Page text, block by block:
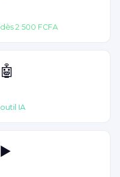
dès 2 500 FCFA
🤖
outil IA
▶️